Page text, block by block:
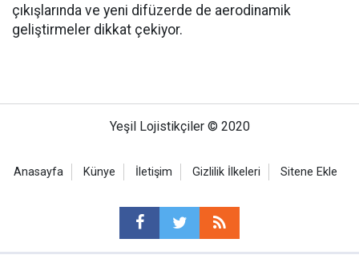
çıkışlarında ve yeni difüzerde de aerodinamik
geliştirmeler dikkat çekiyor.
Yeşil Lojistikçiler © 2020
Anasayfa Künye İletişim Gizlilik İlkeleri Sitene Ekle